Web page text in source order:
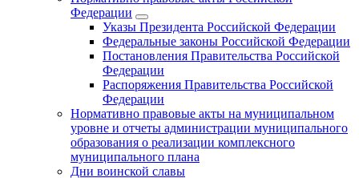
Федерации
Указы Президента Российской Федерации
Федеральные законы Российской Федерации
Постановления Правительства Российской
Федерации
Распоряжения Правительства Российской
Федерации
Нормативно правовые акты на муниципальном
уровне и отчеты администрации муниципального
образования о реализации комплексного
муниципального плана
Дни воинской славы